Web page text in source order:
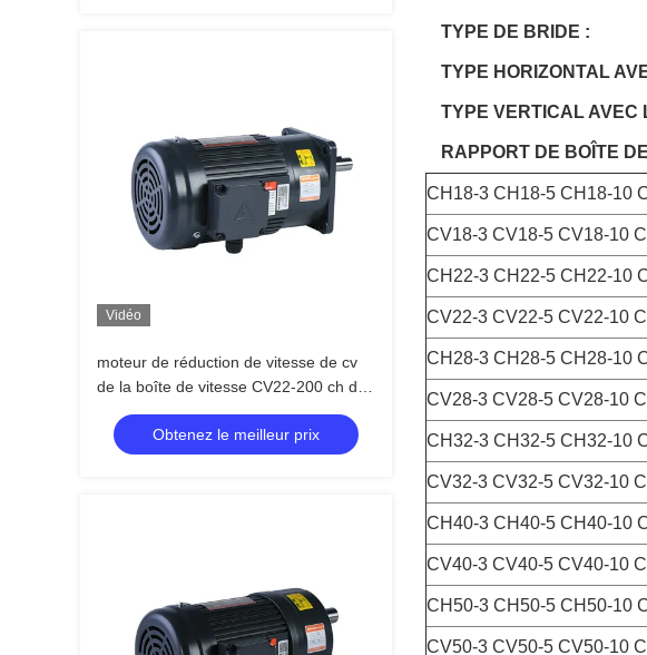
Vidéo
moteur de réduction de vitesse de cv
de la boîte de vitesse CV22-200 ch de
moteur électrique de 200W 0.25HP
Obtenez le meilleur prix
TYPE DE BRIDE :
TYPE HORIZONTAL
TYPE VERTICAL AVEC
RAPPORT DE BOÎTE
CH18-3 CH18-5 CH18-10
CV18-3 CV18-5 CV18-10
CH22-3 CH22-5 CH22-10
CV22-3 CV22-5 CV22-10
CH28-3 CH28-5 CH28-10
CV28-3 CV28-5 CV28-10
CH32-3 CH32-5 CH32-10
CV32-3 CV32-5 CV32-10
CH40-3 CH40-5 CH40-10
CV40-3 CV40-5 CV40-10
CH50-3 CH50-5 CH50-10
CV50-3 CV50-5 CV50-10